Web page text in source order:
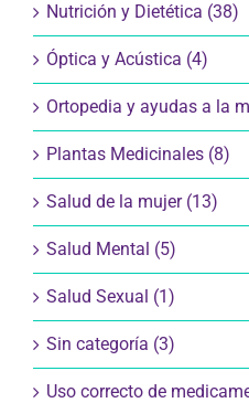
Nutrición y Dietética (38)
Óptica y Acústica (4)
Ortopedia y ayudas a la
Plantas Medicinales (8)
Salud de la mujer (13)
Salud Mental (5)
Salud Sexual (1)
Sin categoría (3)
Uso correcto de